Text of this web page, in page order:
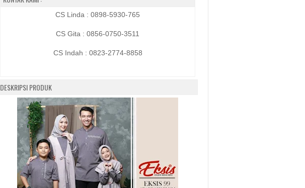
CS Linda : 0898-5930-765
CS Gita : 0856-0750-3511
CS Indah : 0823-2774-8858
DESKRIPSI PRODUK